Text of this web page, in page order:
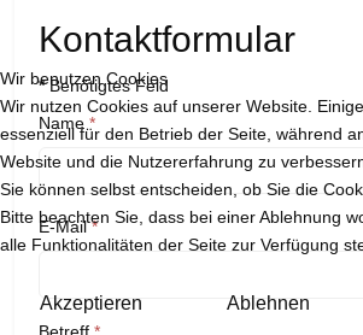
Kontaktformular
*Benötigtes Feld
Name *
E-Mail*
Betreff *
Wir benutzen Cookies
Wir nutzen Cookies auf unserer Website.
essenziell für den Betrieb der Seite, während
Website und die Nutzererfahrung zu
Sie können selbst entscheiden, ob Sie die
Bitte beachten Sie, dass bei einer Ablehnung
alle Funktionalitäten der Seite zur Verfügung
Akzeptieren Ablehnen